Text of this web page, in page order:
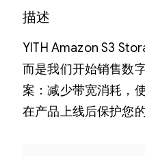
描述
YITH Amazon S3
而是我们开始销售数
案：减少带宽消耗，
在产品上线后保护您的